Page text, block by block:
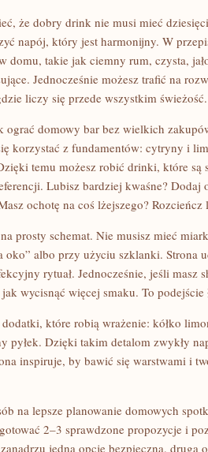
że dobry drink nie musi mieć
napój, który jest harmonijny. W
domu, takie jak ciemny rum, czysta,
Jednocześnie możesz trafić na
liczy się przede wszystkim świeżość.
domowy bar bez wielkich
korzystać z fundamentów: cytryny i
temu możesz robić drinki, które są
Lubisz bardziej kwaśne? Dodaj
ochotę na coś lżejszego? Rozcieńcz
prosty schemat. Nie musisz mieć
oko” albo przy użyciu szklanki. Strona
rytuał. Jednocześnie, jeśli masz
wycisnąć więcej smaku. To podejście
które robią wrażenie: kółko
pyłek. Dzięki takim detalom zwykły
inspiruje, by bawić się warstwami i
na lepsze planowanie domowych
2–3 sprawdzone propozycje i
jedną opcję bezpieczną, drugą